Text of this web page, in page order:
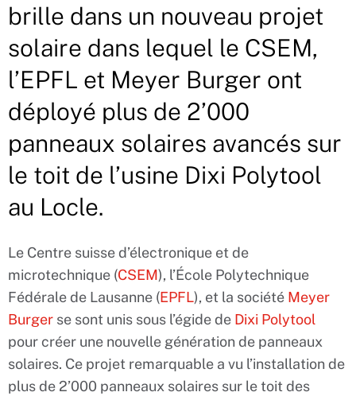
brille dans un nouveau projet
solaire dans lequel le CSEM,
l’EPFL et Meyer Burger ont
déployé plus de 2’000
panneaux solaires avancés sur
le toit de l’usine Dixi Polytool
au Locle.
Le Centre suisse d’électronique et de
microtechnique (CSEM), l’École Polytechnique
Fédérale de Lausanne (EPFL), et la société Meyer
Burger se sont unis sous l’égide de Dixi Polytool
pour créer une nouvelle génération de panneaux
solaires. Ce projet remarquable a vu l’installation de
plus de 2’000 panneaux solaires sur le toit des